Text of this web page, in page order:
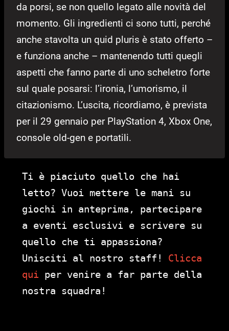
da porsi, se non quello legato alle novità del
momento. Gli ingredienti ci sono tutti, perché
anche stavolta un quid pluris è stato offerto –
e funziona anche – mantenendo tutti quegli
aspetti che fanno parte di uno scheletro forte
sul quale posarsi: l’ironia, l’umorismo, il
citazionismo. L’uscita, ricordiamo, è prevista
per il 29 gennaio per PlayStation 4, Xbox One,
console old-gen e portatili.
Ti è piaciuto quello che hai
letto? Vuoi mettere le mani su
giochi in anteprima, partecipare
a eventi esclusivi e scrivere su
quello che ti appassiona?
Unisciti al nostro staff! Clicca
qui per venire a far parte della
nostra squadra!